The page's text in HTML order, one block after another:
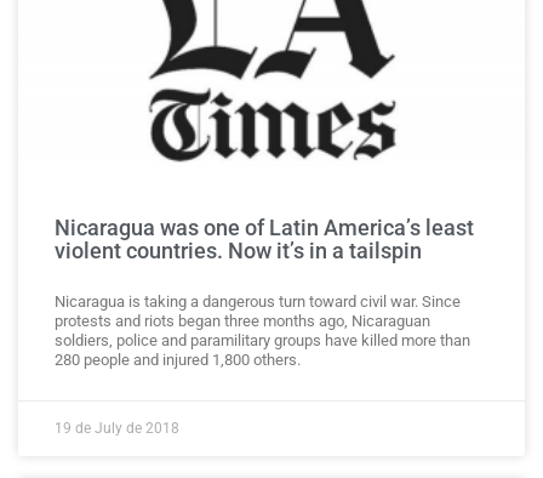
Nicaragua was one of Latin America’s least
violent countries. Now it’s in a tailspin
Nicaragua is taking a dangerous turn toward civil war. Since
protests and riots began three months ago, Nicaraguan
soldiers, police and paramilitary groups have killed more than
280 people and injured 1,800 others.
19 de July de 2018